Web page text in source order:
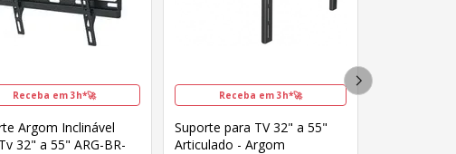
Receba em 3h*🚀
Argom Inclinável
32" a 55" ARG-BR-
Receba em 3h*🚀
Suporte para TV 32" a 55"
Articulado - Argom